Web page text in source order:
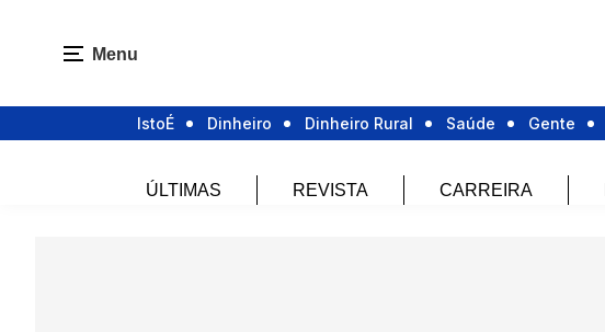
Menu
IstoÉ Dinheiro Dinheiro Rural Saúde Gente
ÚLTIMAS REVISTA CARREIRA